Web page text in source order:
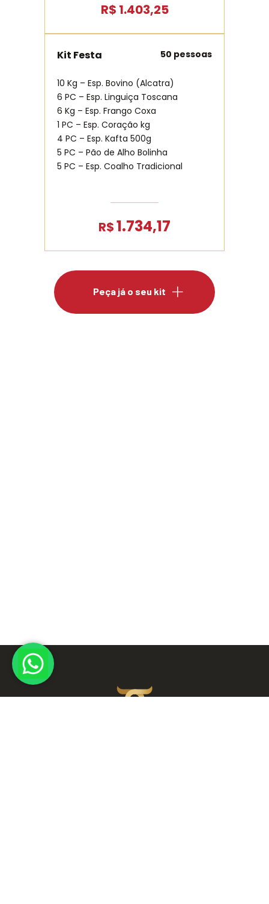
R$ 1.403,25
Kit Festa 50 pessoas
10 Kg – Esp. Bovino (Alcatra)
6 PC – Esp. Linguiça Toscana
6 Kg – Esp. Frango Coxa
1 PC – Esp. Coração kg
4 PC – Esp. Kafta 500g
5 PC – Pão de Alho Bolinha
5 PC – Esp. Coalho Tradicional
R$1.734,17
Peça já o seu kit